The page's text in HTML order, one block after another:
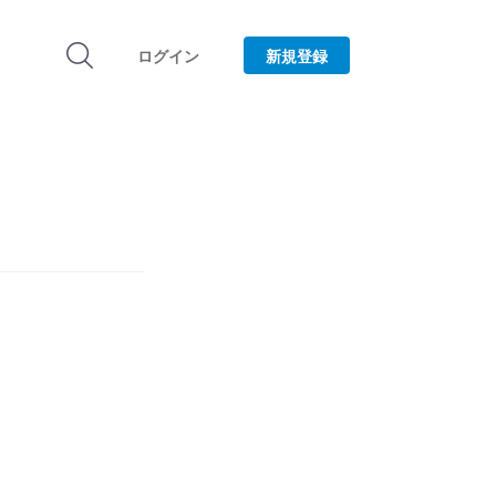
ログイン 新規登録